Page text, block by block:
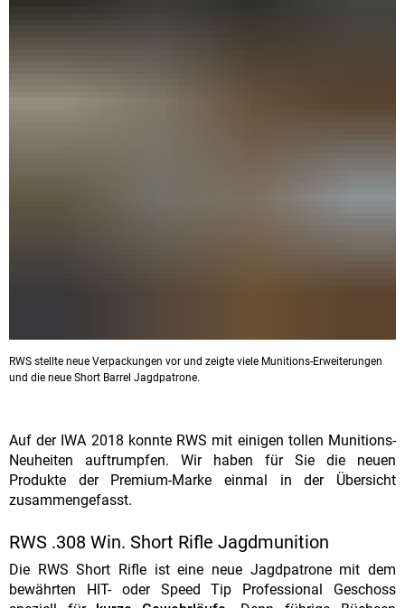
RWS stellte neue Verpackungen vor und zeigte viele Munitions-Erweiterungen
und die neue Short Barrel Jagdpatrone.
Auf der IWA 2018 konnte RWS mit einigen tollen Munitions-
Neuheiten auftrumpfen. Wir haben für Sie die neuen
Produkte der Premium-Marke einmal in der Übersicht
zusammengefasst.
RWS .308 Win. Short Rifle Jagdmunition
Die RWS Short Rifle ist eine neue Jagdpatrone mit dem
bewährten HIT- oder Speed Tip Professional Geschoss